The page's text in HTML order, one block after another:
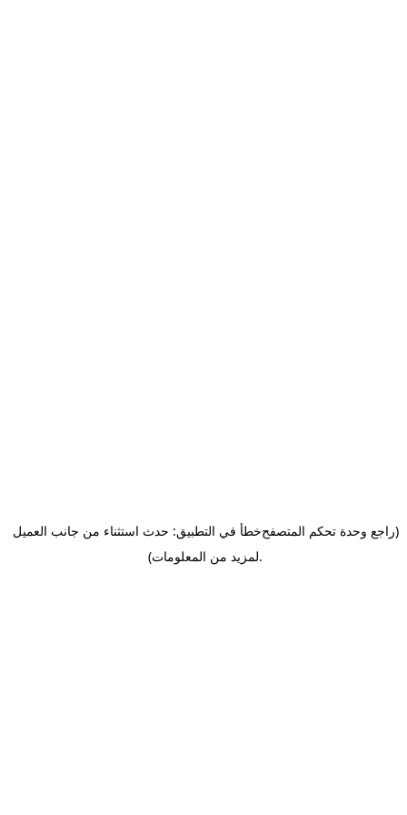
خطأ في التطبيق: حدث استثناء من جانب العميل(راجع وحدة تحكم المتصفح
لمزيد من المعلومات).